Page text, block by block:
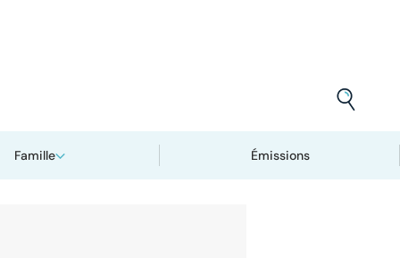
Famille Émissions